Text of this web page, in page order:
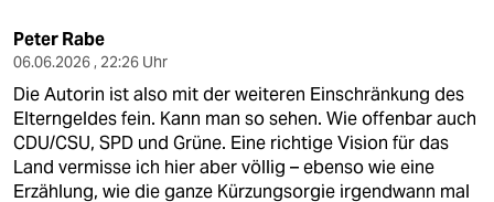
Peter Rabe
06.06.2026 , 22:26 Uhr
Die Autorin ist also mit der weiteren Einschränkung des
Elterngeldes fein. Kann man so sehen. Wie offenbar auch
CDU/CSU, SPD und Grüne. Eine richtige Vision für das
Land vermisse ich hier aber völlig – ebenso wie eine
Erzählung, wie die ganze Kürzungsorgie irgendwann mal